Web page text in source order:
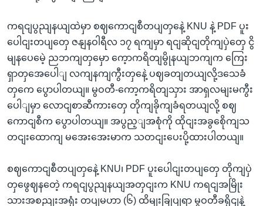
ကရငျပွညျနယျထဲမှာ စဈကောငျစီတပျတှနေဲ့ KNU နဲ့ PDF ပူး
ပေါငျးတပျတှေ ဇနျနဝါရီလ ၁၇ ရကျမှာ ရငျဆိုငျတိုကျပှဲတှေ ငွိ
မျနပေမေဲ့ ညဘကျတှမှော ကေ့ာကရိတျမွိုနယျဘကျက ကြေး
ရှာတှအေပေါျ လကျနကျကွီးတှနေဲ့ ပဈခတျတယျလို့ဒသေခံ
တှကေ ပွောပါတယျ။ မွဝတီ-ကော့ကရိတျသှား အာရှလမျးမကွီး
ပေါျမှာ လောငျစာဆီကားတှေ တိုကျခိုကျခံရတယျလို့ စဈ
ကောငျစီက ပွောပါတယျ။ အပွည့ျအစုံကို ထိုငျးအခွစေိုကျသ
တငျးထောကျ မအေးအေးမာက သတငျးပေးပို့ထားပါတယျ။
စဈကောငျစီတပျတှနေဲ့ KNU၊ PDF ပူးပေါငျးတပျတှေ တိုကျပှဲ
တှဖွေဈနတေဲ့ ကရငျပွညျနယျအတှငျးက KNU ကရငျအမြိုး
သားအစညျးအရုံး တပျမဟာ (၆) ထိမျးခြုပျရာ မွဝတီခရိုငျနဲ့